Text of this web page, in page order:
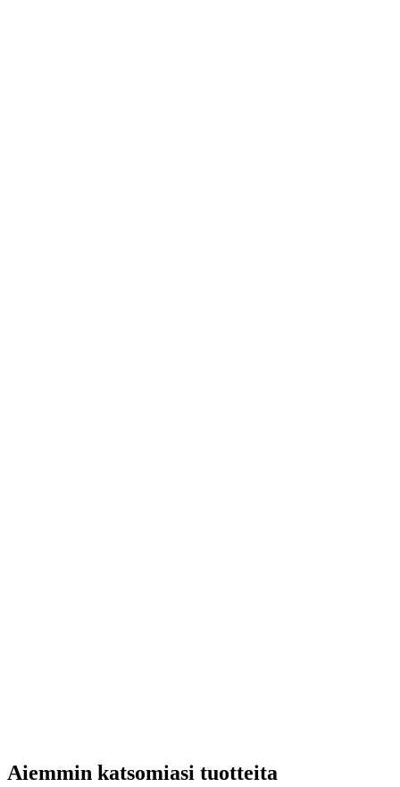
Aiemmin katsomiasi tuotteita